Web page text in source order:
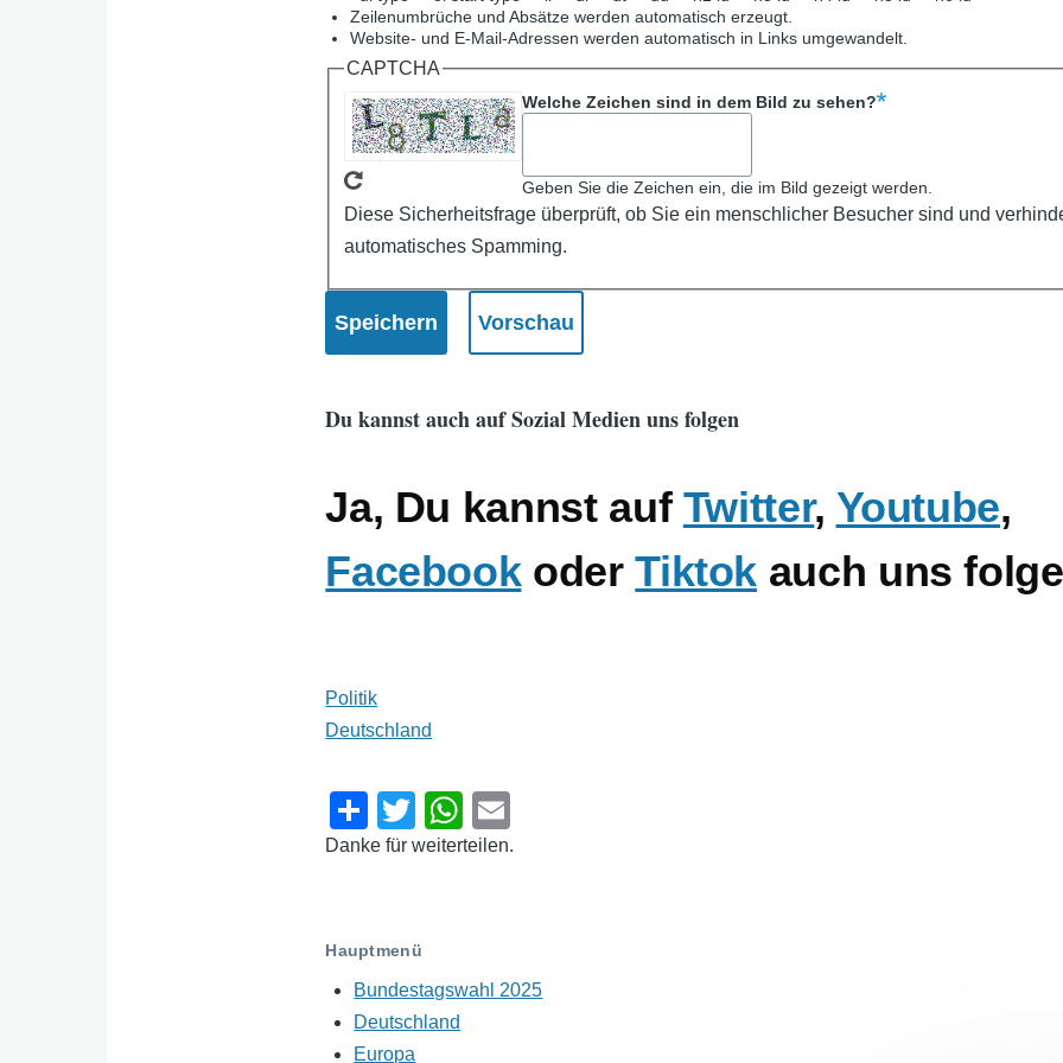
Zeilenumbrüche und Absätze werden automatisch erzeugt.
Website- und E-Mail-Adressen werden automatisch in Links umgewandelt.
CAPTCHA
Welche Zeichen sind in dem Bild zu sehen?
Geben Sie die Zeichen ein, die im Bild gezeigt werden.
Diese Sicherheitsfrage überprüft, ob Sie ein menschlicher Besucher sind und
automatisches Spamming.
Du kannst auch auf Sozial Medien uns folgen
Ja, Du kannst auf Twitter, Youtube,
FacebookoderTiktok auch uns
Politik
Deutschland
S
h
T
wi
W
h
p
m
Danke für weiterteilen.
Hauptmenü
Bundestagswahl 2025
Deutschland
Europa